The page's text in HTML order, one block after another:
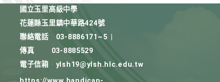
國立玉里高級中學
花蓮縣玉里鎮中華路424號
聯絡電話
03-8886171~5
傳真
03-8885529
電子信箱
ylsh19@ylsh.hlc.edu.tw